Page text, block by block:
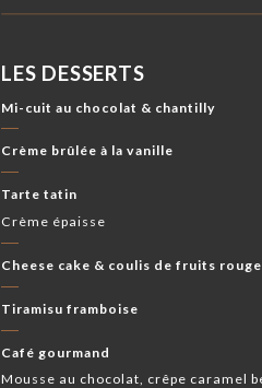
LES DESSERTS
Mi-cuit au chocolat & chantilly
Crème brûlée à la vanille
Tarte tatin
Crème épaisse
Cheese cake & coulis de fruits
Tiramisu framboise
Café gourmand
Mousse au chocolat, crêpe caramel